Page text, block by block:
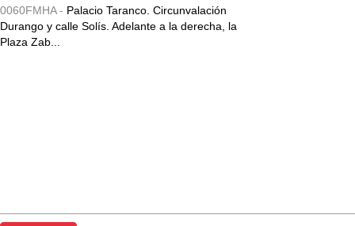
0060FMHA - Palacio Taranco. Circunvalación
Durango y calle Solís. Adelante a la derecha, la
Plaza Zab...